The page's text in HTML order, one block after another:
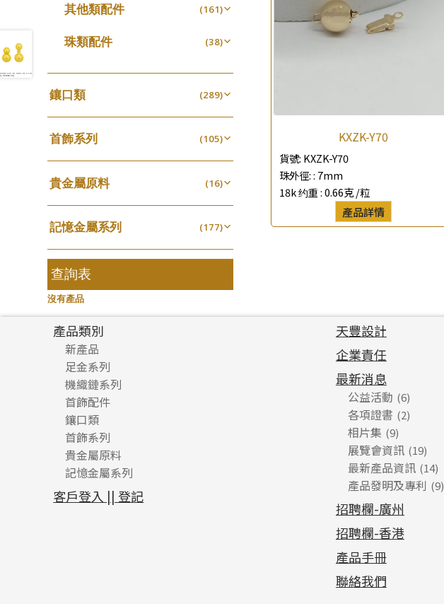
KXZK-Y70
貨號: KXZK-Y70
珠外徑: : 7mm
18k 约重 :0.66克 /粒
產品詳情
坦克鏈系列 (9)
刀片鏈系列
方假繩鏈系列 (1)
心心鏈系列 (6)
其他類配件 (161)
珠盤系列
焊片及鐳射綫 (2)
空心車花管 (19)
其他
珠類配件 (38)
空心光身珠
空心批花珠
鑲口類 (289)
四爪頭系列 (20)
六爪頭系列 (41)
車花片 (35)
動感車花片 (20)
鑲口戒指 (16)
鑲口手鏈系列 (146)
首飾系列 (105)
手镯系列 (8)
戒指系列 (8)
空心耳環 (27)
空心车花管首饰链 (15)
空心手鐲系列 (8)
牛仔鏈
貴金屬原料 (16)
千足金 (16)
記憶金屬系列 (177)
記憶戒指 (30)
拉簧珠珠手鏈
記憶鈦手鐲
查詢表
沒有產品
產品類別
新產品
足金系列
足金配件
機織鏈系列
珠仔鏈
镶口链
管狀網鏈
十字車花鏈系列
十字閃O鏈系列
十字錘打鏈系列
側身車花鏈系列
首飾配件
耳環類配件
卷迫系列
螺絲迫系列
梅花迫系列
平臺迫系列
綫拍系列
鏈類配件
動感車花吊墜
調節珠系列
生圈扣系列
龍蝦扣系列
其他類配件
珠盤系列
袖口鈕系列
焊片及鐳射綫
珠類配件
無孔光身珠
空心光身珠
鑲口類
四爪頭系列
六爪頭系列
車花片
動感車花片
鑲口戒指
首飾系列
手镯系列
戒指系列
空心耳環
空心车花管首饰链
貴金屬原料
千足金
記憶金屬系列
記憶戒指
拉簧珠珠手鏈
客戶登入 || 登記
天豐設計
企業責任
最新消息
公益活動 (6)
各項證書 (2)
相片集 (9)
展覽會資訊 (19)
最新產品資訊 (14)
產品發明及專利 (9)
招聘欄-廣州
招聘欄-香港
產品手冊
聯絡我們